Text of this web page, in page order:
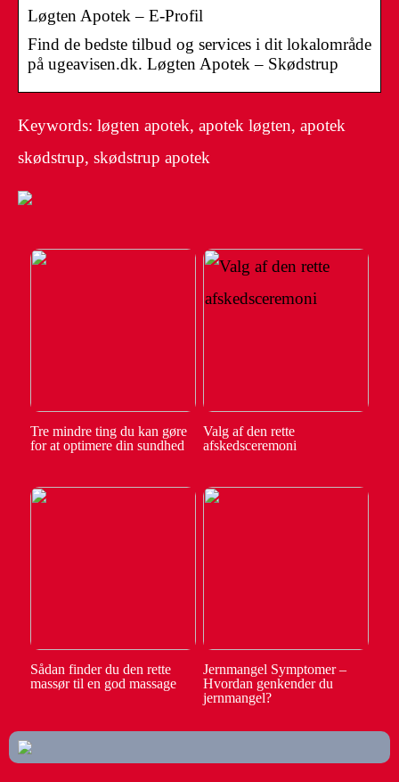
Løgten Apotek – E-Profil
Find de bedste tilbud og services i dit lokalområde
på ugeavisen.dk. Løgten Apotek – Skødstrup
Keywords: løgten apotek, apotek løgten, apotek
skødstrup, skødstrup apotek
Tre mindre ting du kan gøre
for at optimere din sundhed
Valg af den rette
afskedsceremoni
Sådan finder du den rette
massør til en god massage
Jernmangel Symptomer –
Hvordan genkender du
jernmangel?